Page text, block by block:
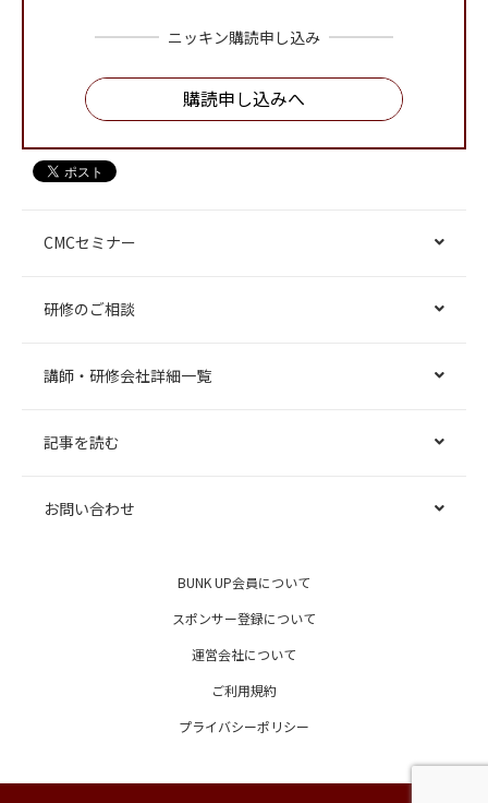
ニッキン購読申し込み
購読申し込みへ
CMCセミナー
研修のご相談
講師・研修会社詳細一覧
記事を読む
お問い合わせ
BUNK UP会員について
スポンサー登録について
運営会社について
ご利用規約
プライバシーポリシー